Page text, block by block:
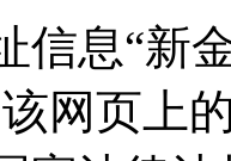
信息“新
网页上